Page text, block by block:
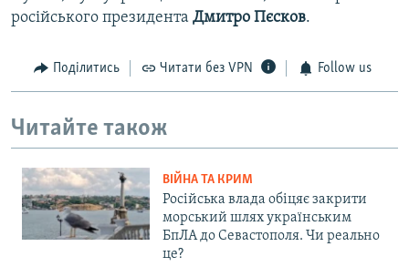
російського президента Дмитро Пєсков.
Поділитись Читати без VPN Follow us
Читайте також
ВІЙНА ТА КРИМ
Російська влада обіцяє закрити
морський шлях українським
БпЛА до Севастополя. Чи реально
це?